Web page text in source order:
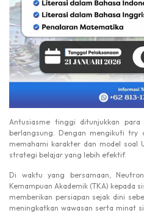
Antusiasme tinggi ditunjukkan
berlangsung. Dengan mengikuti try
memahami karakter dan model soal
strategi belajar yang lebih efektif.
Di waktu yang bersamaan,
Kemampuan Akademik (TKA) kepada
memberikan persiapan sejak dini
meningkatkan wawasan serta minat